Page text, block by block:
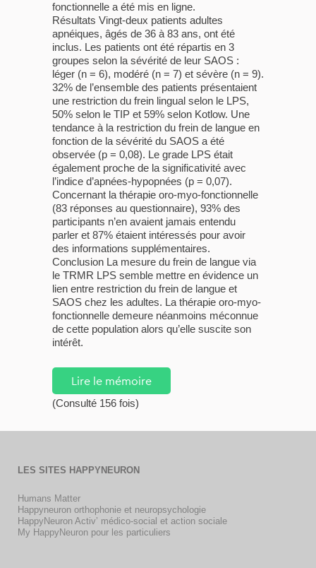
fonctionnelle a été mis en ligne.
Résultats Vingt-deux patients adultes
apnéiques, âgés de 36 à 83 ans, ont été
inclus. Les patients ont été répartis en 3
groupes selon la sévérité de leur SAOS :
léger (n = 6), modéré (n = 7) et sévère (n = 9).
32% de l’ensemble des patients présentaient
une restriction du frein lingual selon le LPS,
50% selon le TIP et 59% selon Kotlow. Une
tendance à la restriction du frein de langue en
fonction de la sévérité du SAOS a été
observée (p = 0,08). Le grade LPS était
également proche de la significativité avec
l’indice d’apnées-hypopnées (p = 0,07).
Concernant la thérapie oro-myo-fonctionnelle
(83 réponses au questionnaire), 93% des
participants n’en avaient jamais entendu
parler et 87% étaient intéressés pour avoir
des informations supplémentaires.
Conclusion La mesure du frein de langue via
le TRMR LPS semble mettre en évidence un
lien entre restriction du frein de langue et
SAOS chez les adultes. La thérapie oro-myo-
fonctionnelle demeure néanmoins méconnue
de cette population alors qu’elle suscite son
intérêt.
Lire le mémoire
(Consulté 156 fois)
LES SITES HAPPYNEURON
Humans Matter
Happyneuron orthophonie et neuropsychologie
HappyNeuron Activ’ médico-social et action sociale
My HappyNeuron pour les particuliers